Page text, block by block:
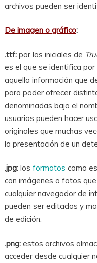
archivos pueden ser
De imagen o gráfico:
.ttf: por las iniciales de
es el que se identifica
aquella información que
para poder ofrecer
denominadas bajo el
usuarios pueden hacer
originales que muchas
la presentación de un
.jpg: los formatos como
con imágenes o fotos
cualquier navegador de
pueden ser editados y
de edición.
.png: estos archivos
acceder desde cualquier